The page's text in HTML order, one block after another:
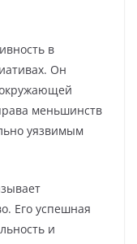
в
Он
меньшинств
уязвимым
Его успешная
и